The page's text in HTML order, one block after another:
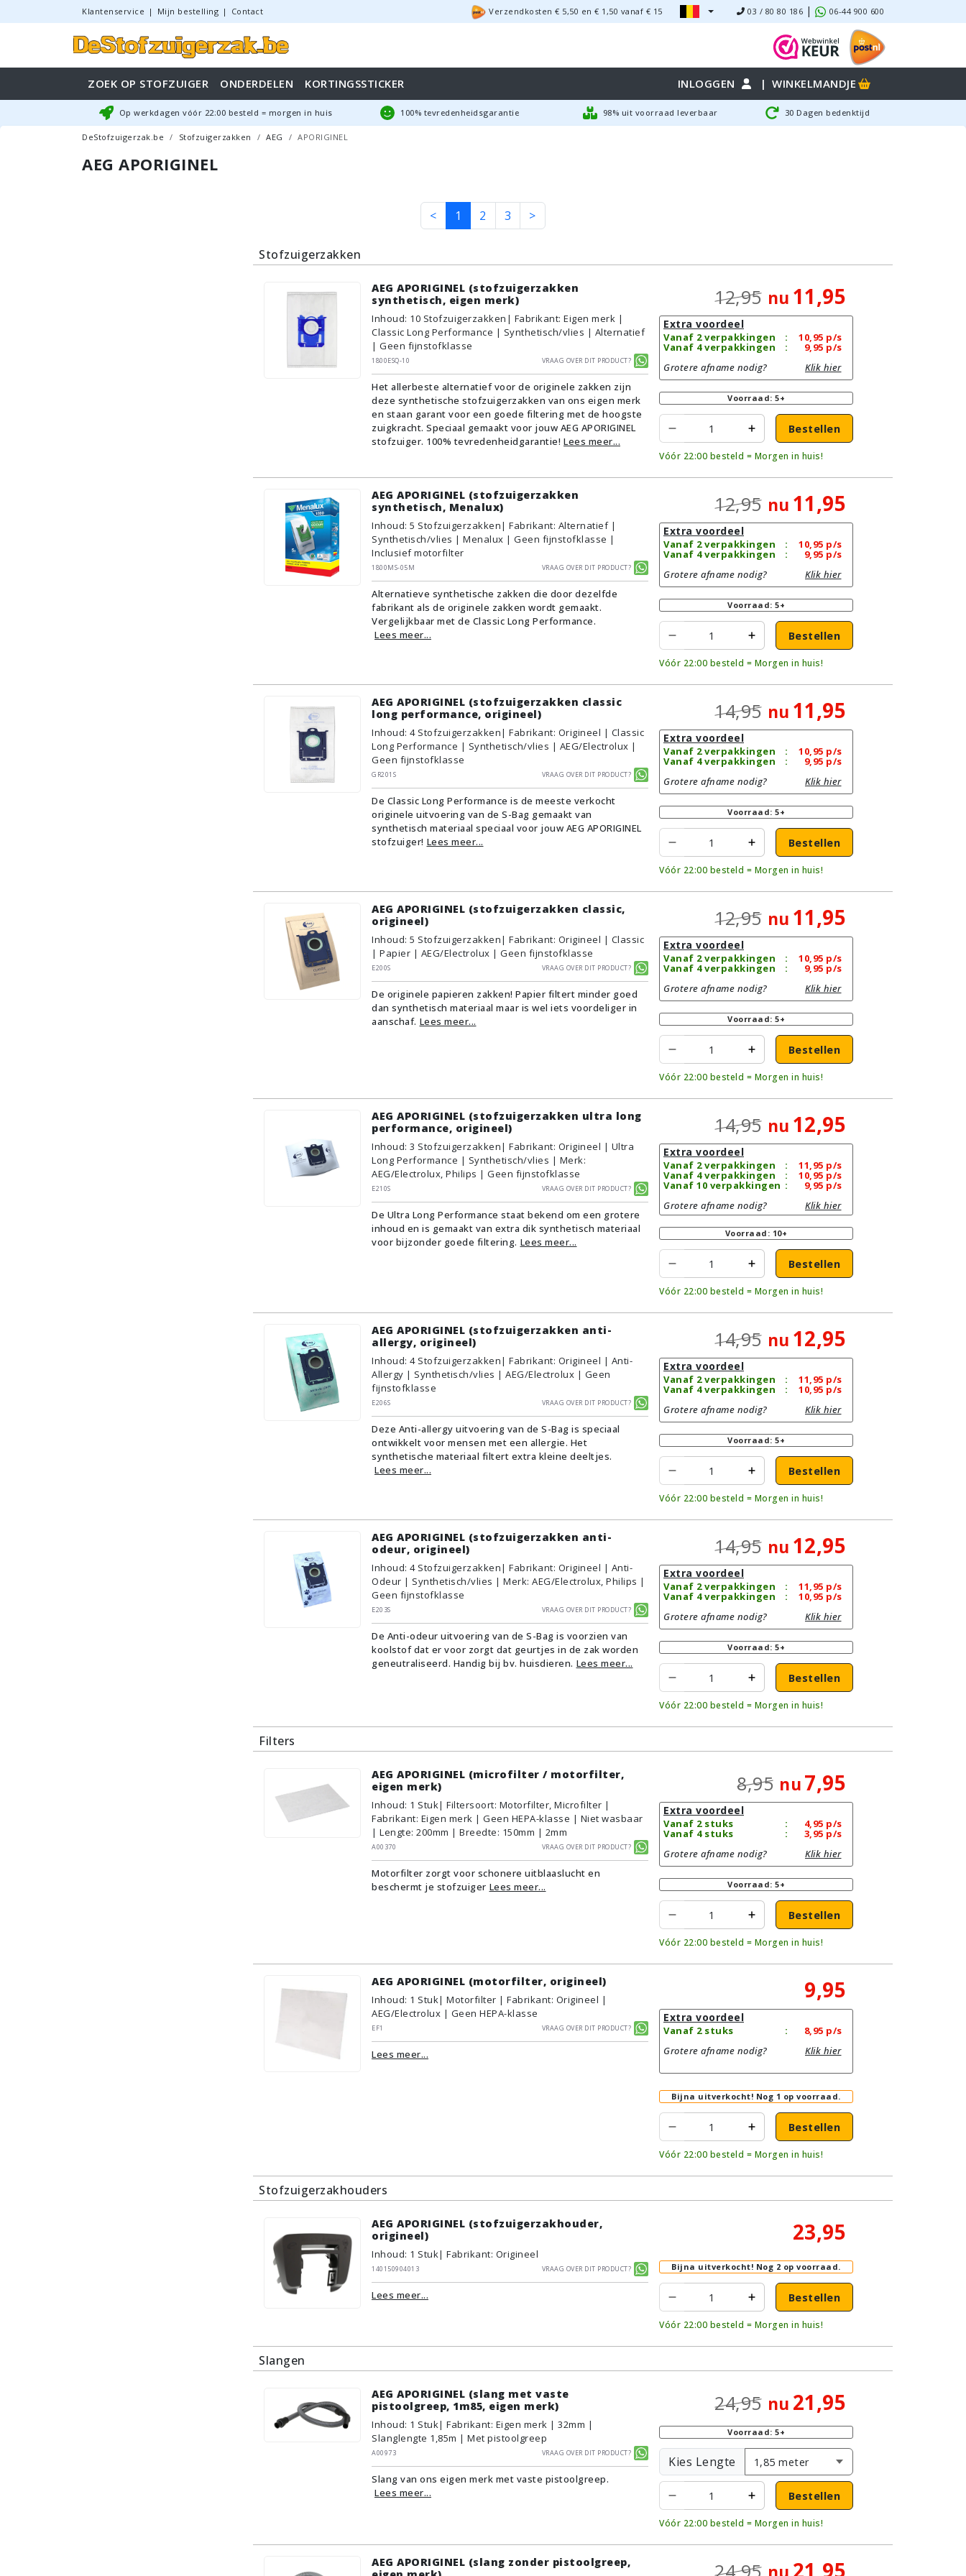
Klantenservice | Mijn bestelling | Contact Verzendkosten € 5,50 en € 1,50 vanaf € 15 03 / 80 80 186 | 06-44 900 600
ZOEK OP STOFZUIGER ONDERDELEN KORTINGSSTICKER INLOGGEN | WINKELMANDJE
Op werkdagen vóór 22:00 besteld = morgen in huis 100% tevredenheidsgarantie 98% uit voorraad leverbaar 30 Dagen bedenktijd
DeStofzuigerzak.be Stofzuigerzakken AEG APORIGINEL
AEG APORIGINEL
< 1 2 3 >
Stofzuigerzakken
AEG APORIGINEL (stofzuigerzakken
synthetisch, eigen merk)
Inhoud: 10 Stofzuigerzakken | Fabrikant: Eigen merk |
Classic Long Performance | Synthetisch/vlies | Alternatief
| Geen fijnstofklasse
1800ESQ-10
Vraag over dit product?
Het allerbeste alternatief voor de originele zakken zijn
deze synthetische stofzuigerzakken van ons eigen merk
en staan garant voor een goede filtering met de hoogste
zuigkracht. Speciaal gemaakt voor jouw AEG APORIGINEL
stofzuiger. 100% tevredenheidgarantie! Lees meer...
12,95 nu 11,95
Extra voordeel
Vanaf 2 verpakkingen : 10,95 p/s
Vanaf 4 verpakkingen : 9,95 p/s
Grotere afname nodig?
Klik hier
Voorraad: 5+
Bestellen
Vóór 22:00 besteld = Morgen in huis!
AEG APORIGINEL (stofzuigerzakken
synthetisch, Menalux)
Inhoud: 5 Stofzuigerzakken| Fabrikant: Alternatief |
Synthetisch/vlies | Menalux | Geen fijnstofklasse |
Inclusief motorfilter
1800MS-05M
Vraag over dit product?
Alternatieve synthetische zakken die door dezelfde
fabrikant als de originele zakken wordt gemaakt.
Vergelijkbaar met de Classic Long Performance.
Lees meer...
12,95 nu 11,95
Extra voordeel
Vanaf 2 verpakkingen : 10,95 p/s
Vanaf 4 verpakkingen : 9,95 p/s
Grotere afname nodig?
Klik hier
Voorraad: 5+
Bestellen
Vóór 22:00 besteld = Morgen in huis!
AEG APORIGINEL (stofzuigerzakken classic
long performance, origineel)
Inhoud: 4 Stofzuigerzakken| Fabrikant: Origineel | Classic
Long Performance | Synthetisch/vlies | AEG/Electrolux |
Geen fijnstofklasse
GR201S
Vraag over dit product?
De Classic Long Performance is de meeste verkocht
originele uitvoering van de S-Bag gemaakt van
synthetisch materiaal speciaal voor jouw AEG APORIGINEL
stofzuiger! Lees meer...
14,95 nu 11,95
Extra voordeel
Vanaf 2 verpakkingen : 10,95 p/s
Vanaf 4 verpakkingen : 9,95 p/s
Grotere afname nodig?
Klik hier
Voorraad: 5+
Bestellen
Vóór 22:00 besteld = Morgen in huis!
AEG APORIGINEL (stofzuigerzakken classic,
origineel)
Inhoud: 5 Stofzuigerzakken| Fabrikant: Origineel | Classic
| Papier | AEG/Electrolux | Geen fijnstofklasse
E200S
Vraag over dit product?
De originele papieren zakken! Papier filtert minder goed
dan synthetisch materiaal maar is wel iets voordeliger in
aanschaf. Lees meer...
12,95 nu 11,95
Extra voordeel
Vanaf 2 verpakkingen : 10,95 p/s
Vanaf 4 verpakkingen : 9,95 p/s
Grotere afname nodig?
Klik hier
Voorraad: 5+
Bestellen
Vóór 22:00 besteld = Morgen in huis!
AEG APORIGINEL (stofzuigerzakken ultra long
performance, origineel)
Inhoud: 3 Stofzuigerzakken| Fabrikant: Origineel | Ultra
Long Performance | Synthetisch/vlies | Merk:
AEG/Electrolux, Philips | Geen fijnstofklasse
E210S
Vraag over dit product?
De Ultra Long Performance staat bekend om een grotere
inhoud en is gemaakt van extra dik synthetisch materiaal
voor bijzonder goede filtering. Lees meer...
14,95 nu 12,95
Extra voordeel
Vanaf 2 verpakkingen : 11,95 p/s
Vanaf 4 verpakkingen : 10,95 p/s
Vanaf 10 verpakkingen : 9,95 p/s
Grotere afname nodig?
Klik hier
Voorraad: 10+
Bestellen
Vóór 22:00 besteld = Morgen in huis!
AEG APORIGINEL (stofzuigerzakken anti-
allergy, origineel)
Inhoud: 4 Stofzuigerzakken| Fabrikant: Origineel | Anti-
Allergy | Synthetisch/vlies | AEG/Electrolux | Geen
fijnstofklasse
E206S
Vraag over dit product?
Deze Anti-allergy uitvoering van de S-Bag is speciaal
ontwikkelt voor mensen met een allergie. Het
synthetische materiaal filtert extra kleine deeltjes.
Lees meer...
14,95 nu 12,95
Extra voordeel
Vanaf 2 verpakkingen : 11,95 p/s
Vanaf 4 verpakkingen : 10,95 p/s
Grotere afname nodig?
Klik hier
Voorraad: 5+
Bestellen
Vóór 22:00 besteld = Morgen in huis!
AEG APORIGINEL (stofzuigerzakken anti-
odeur, origineel)
Inhoud: 4 Stofzuigerzakken| Fabrikant: Origineel | Anti-
Odeur | Synthetisch/vlies | Merk: AEG/Electrolux, Philips |
Geen fijnstofklasse
E203S
Vraag over dit product?
De Anti-odeur uitvoering van de S-Bag is voorzien van
koolstof dat er voor zorgt dat geurtjes in de zak worden
geneutraliseerd. Handig bij bv. huisdieren. Lees meer...
14,95 nu 12,95
Extra voordeel
Vanaf 2 verpakkingen : 11,95 p/s
Vanaf 4 verpakkingen : 10,95 p/s
Grotere afname nodig?
Klik hier
Voorraad: 5+
Bestellen
Vóór 22:00 besteld = Morgen in huis!
Filters
AEG APORIGINEL (microfilter / motorfilter,
eigen merk)
Inhoud: 1 Stuk| Filtersoort: Motorfilter, Microfilter |
Fabrikant: Eigen merk | Geen HEPA-klasse | Niet wasbaar
| Lengte: 200mm | Breedte: 150mm | 2mm
A00370
Vraag over dit product?
Motorfilter zorgt voor schonere uitblaaslucht en
beschermt je stofzuiger Lees meer...
8,95 nu7,95
Extra voordeel
Vanaf 2 stuks : 4,95 p/s
Vanaf 4 stuks : 3,95 p/s
Grotere afname nodig?
Klik hier
Voorraad: 5+
Bestellen
Vóór 22:00 besteld = Morgen in huis!
AEG APORIGINEL (motorfilter, origineel)
Inhoud: 1 Stuk| Motorfilter | Fabrikant: Origineel |
AEG/Electrolux | Geen HEPA-klasse
EF1
Vraag over dit product?
Lees meer...
9,95
Extra voordeel
Vanaf 2 stuks : 8,95 p/s
Grotere afname nodig?
Klik hier
Bijna uitverkocht! Nog 1 op voorraad.
Bestellen
Vóór 22:00 besteld = Morgen in huis!
Stofzuigerzakhouders
AEG APORIGINEL (stofzuigerzakhouder,
origineel)
Inhoud: 1 Stuk| Fabrikant: Origineel
140150904013
Vraag over dit product?
Lees meer...
23,95
Bijna uitverkocht! Nog 2 op voorraad.
Bestellen
Vóór 22:00 besteld = Morgen in huis!
Slangen
AEG APORIGINEL (slang met vaste
pistoolgreep, 1m85, eigen merk)
Inhoud: 1 Stuk| Fabrikant: Eigen merk | 32mm |
Slanglengte 1,85m | Met pistoolgreep
A00973
Vraag over dit product?
Slang van ons eigen merk met vaste pistoolgreep.
Lees meer...
24,95 nu 21,95
Voorraad: 5+
Kies Lengte
Bestellen
Vóór 22:00 besteld = Morgen in huis!
AEG APORIGINEL (slang zonder pistoolgreep,
24,95 21,95